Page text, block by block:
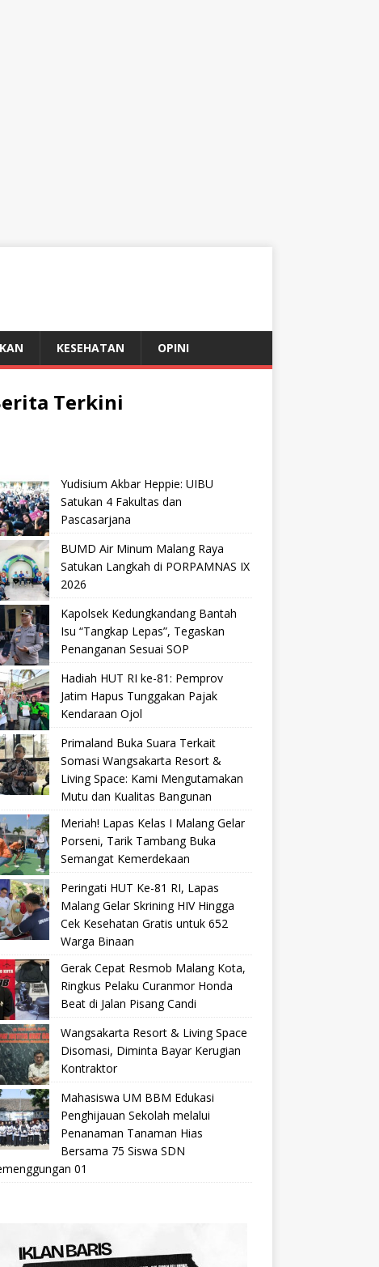
KESEHATAN OPINI
Terkini
Yudisium Akbar Heppie: UIBU
Satukan 4 Fakultas dan
Pascasarjana
BUMD Air Minum Malang Raya
Satukan Langkah di PORPAMNAS IX
2026
Kapolsek Kedungkandang Bantah
Isu “Tangkap Lepas”, Tegaskan
Penanganan Sesuai SOP
Hadiah HUT RI ke-81: Pemprov
Jatim Hapus Tunggakan Pajak
Kendaraan Ojol
Primaland Buka Suara Terkait
Somasi Wangsakarta Resort &
Living Space: Kami Mengutamakan
Mutu dan Kualitas Bangunan
Meriah! Lapas Kelas I Malang Gelar
Porseni, Tarik Tambang Buka
Semangat Kemerdekaan
Peringati HUT Ke-81 RI, Lapas
Malang Gelar Skrining HIV Hingga
Cek Kesehatan Gratis untuk 652
Warga Binaan
Gerak Cepat Resmob Malang Kota,
Ringkus Pelaku Curanmor Honda
Beat di Jalan Pisang Candi
Wangsakarta Resort & Living Space
Disomasi, Diminta Bayar Kerugian
Kontraktor
Mahasiswa UM BBM Edukasi
Penghijauan Sekolah melalui
Penanaman Tanaman Hias
Bersama 75 Siswa SDN
01